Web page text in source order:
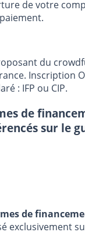
de votre
du
Inscription
: IFP ou CIP.
de
sur le
de
exclusivement